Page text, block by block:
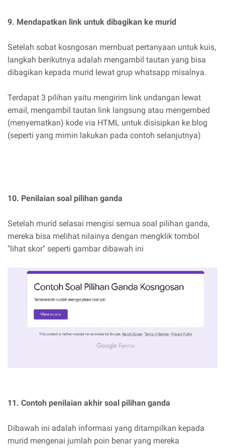
9. Mendapatkan link untuk dibagikan ke murid
Setelah sobat kosngosan membuat pertanyaan untuk kuis,
langkah berikutnya adalah mengambil tautan yang bisa
dibagikan kepada murid lewat grup whatsapp misalnya.
Terdapat 3 pilihan yaitu mengirim link undangan lewat
email, mengambil tautan link langsung atau mengembed
(menyematkan) kode via HTML untuk disisipkan ke blog
(seperti yang mimin lakukan pada contoh selanjutnya)
10. Penilaian soal pilihan ganda
Setelah murid selasai mengisi semua soal pilihan ganda,
mereka bisa melihat nilainya dengan mengklik tombol
"lihat skor" seperti gambar dibawah ini
11. Contoh penilaian akhir soal pilihan ganda
Dibawah ini adalah informasi yang ditampilkan kepada
murid mengenai jumlah poin benar yang mereka